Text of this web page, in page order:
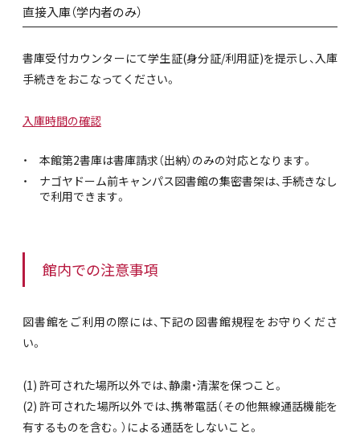
直接入庫（学内者のみ）
書庫受付カウンターにて学生証(身分証/利用証)を提示し、入庫
手続きをおこなってください。
入庫時間の確認
本館第2書庫は書庫請求（出納）のみの対応となります。
ナゴヤドーム前キャンパス図書館の集密書架は、手続きなし
で利用できます。
館内での注意事項
図書館をご利用の際には、下記の図書館規程をお守りくださ
い。
(1) 許可された場所以外では、静粛・清潔を保つこと。
(2) 許可された場所以外では、携帯電話（その他無線通話機能を
有するものを含む。）による通話をしないこと。